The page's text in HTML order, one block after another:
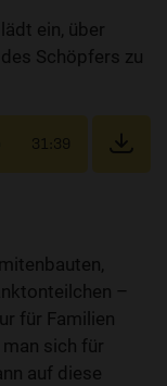
ein, über
Schöpfers zu
31:39
–
für Familien
sich für
auf diese